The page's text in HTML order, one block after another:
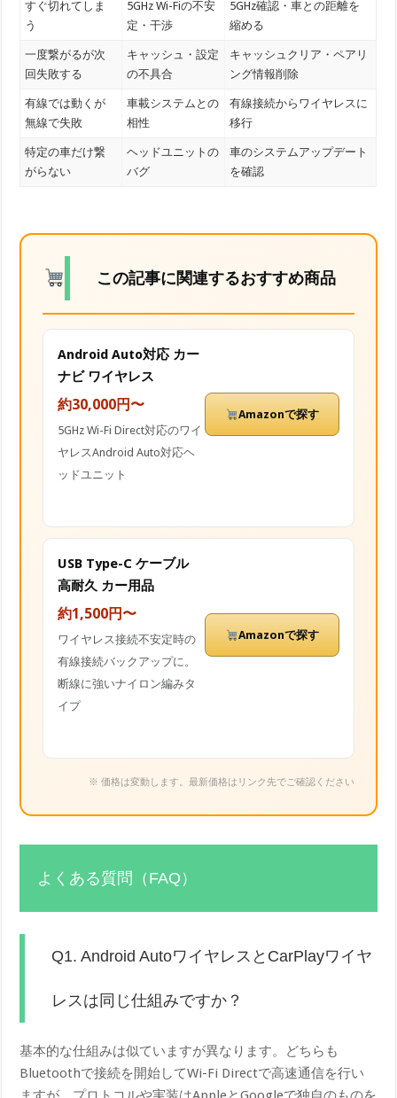
すぐ切れてしま
う
5GHz Wi-Fiの不安
定・干渉
5GHz確認・車との距離を
縮める
一度繋がるが次
回失敗する
キャッシュ・設定
の不具合
キャッシュクリア・ペアリ
ング情報削除
有線では動くが
無線で失敗
車載システムとの
相性
有線接続からワイヤレスに
移行
特定の車だけ繋
がらない
ヘッドユニットの
バグ
車のシステムアップデート
を確認
この記事に関連するおすすめ商品
Android Auto対応 カー
ナビ ワイヤレス
約30,000円〜
5GHz Wi-Fi Direct対応のワイ
ヤレスAndroid Auto対応ヘ
ッドユニット
Amazonで探す
USB Type-C ケーブル
高耐久 カー用品
約1,500円〜
ワイヤレス接続不安定時の
有線接続バックアップに。
断線に強いナイロン編みタ
イプ
Amazonで探す
※ 価格は変動します。最新価格はリンク先でご確認ください
よくある質問（FAQ）
Q1. Android AutoワイヤレスとCarPlayワイヤ
レスは同じ仕組みですか？
基本的な仕組みは似ていますが異なります。どちらも
Bluetoothで接続を開始してWi-Fi Directで高速通信を行い